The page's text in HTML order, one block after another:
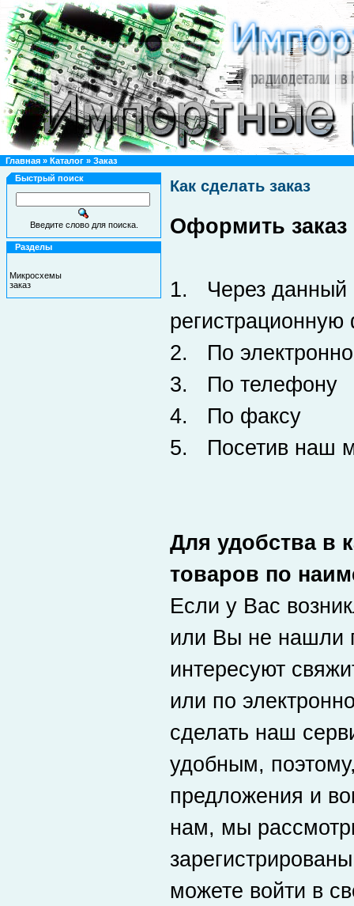
Главная » Каталог » Заказ
Быстрый поиск
Введите слово для поиска.
Разделы
Микросхемы
заказ
Как сделать заказ
Оформить
1. Через данный
2. По
3. По телефону
4. По факсу
5. Посетив наш
Для удобства в
товаров по
Если у Вас
или Вы не нашли
интересуют
или по
сделать наш
удобным,
предложения и
нам, мы
можете войти в